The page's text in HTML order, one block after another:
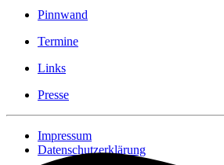
Pinnwand
Termine
Links
Presse
Impressum
Datenschutzerklärung